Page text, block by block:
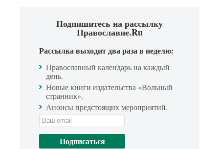
Подпишитесь на рассылку
Православие.Ru
Рассылка выходит два раза в неделю:
Православный календарь на каждый
день.
Новые книги издательства «Вольный
странник».
Анонсы предстоящих мероприятий.